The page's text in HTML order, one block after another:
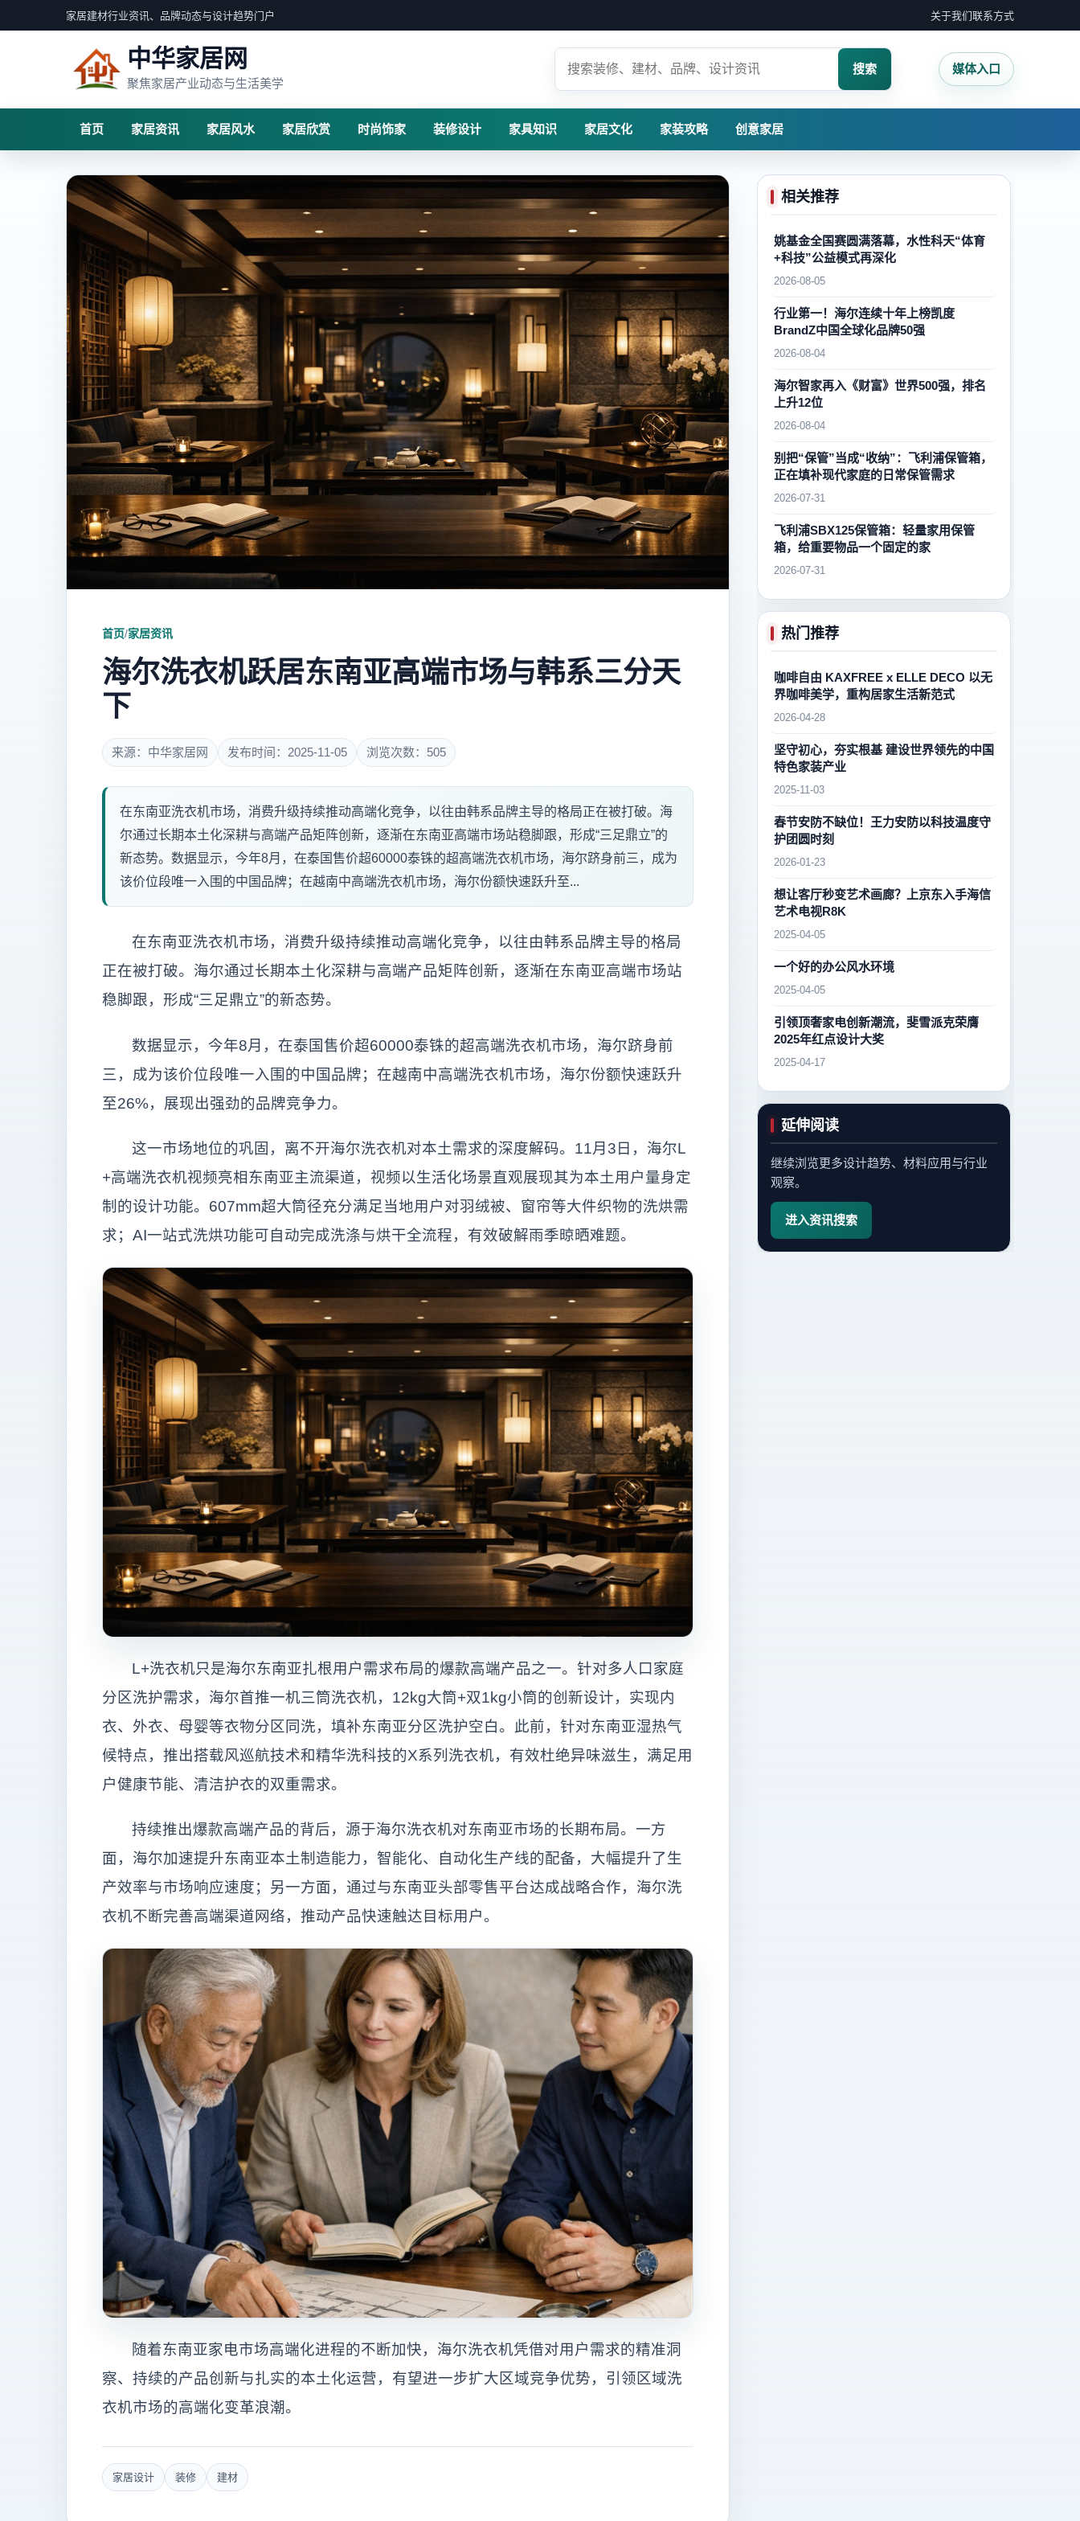
家居建材行业资讯、品牌动态与设计趋势门户 关于我们联系方式
中华家居网
聚焦家居产业动态与生活美学
搜索 媒体入口
首页 家居资讯 家居风水 家居欣赏 时尚饰家 装修设计 家具知识 家居文化 家装攻略 创意家居
首页/家居资讯
海尔洗衣机跃居东南亚高端市场与韩系三分天
下
来源：中华家居网 发布时间：2025-11-05 浏览次数：505
在东南亚洗衣机市场，消费升级持续推动高端化竞争，以往由韩系品牌主导的格局正在被打破。海
尔通过长期本土化深耕与高端产品矩阵创新，逐渐在东南亚高端市场站稳脚跟，形成“三足鼎立”的
新态势。数据显示，今年8月，在泰国售价超60000泰铢的超高端洗衣机市场，海尔跻身前三，成为
该价位段唯一入围的中国品牌；在越南中高端洗衣机市场，海尔份额快速跃升至...
在东南亚洗衣机市场，消费升级持续推动高端化竞争，以往由韩系品牌主导的格局
正在被打破。海尔通过长期本土化深耕与高端产品矩阵创新，逐渐在东南亚高端市场站
稳脚跟，形成“三足鼎立”的新态势。
数据显示，今年8月，在泰国售价超60000泰铢的超高端洗衣机市场，海尔跻身前
三，成为该价位段唯一入围的中国品牌；在越南中高端洗衣机市场，海尔份额快速跃升
至26%，展现出强劲的品牌竞争力。
这一市场地位的巩固，离不开海尔洗衣机对本土需求的深度解码。11月3日，海尔L
+高端洗衣机视频亮相东南亚主流渠道，视频以生活化场景直观展现其为本土用户量身定
制的设计功能。607mm超大筒径充分满足当地用户对羽绒被、窗帘等大件织物的洗烘需
求；AI一站式洗烘功能可自动完成洗涤与烘干全流程，有效破解雨季晾晒难题。
L+洗衣机只是海尔东南亚扎根用户需求布局的爆款高端产品之一。针对多人口家庭
分区洗护需求，海尔首推一机三筒洗衣机，12kg大筒+双1kg小筒的创新设计，实现内
衣、外衣、母婴等衣物分区同洗，填补东南亚分区洗护空白。此前，针对东南亚湿热气
候特点，推出搭载风巡航技术和精华洗科技的X系列洗衣机，有效杜绝异味滋生，满足用
户健康节能、清洁护衣的双重需求。
持续推出爆款高端产品的背后，源于海尔洗衣机对东南亚市场的长期布局。一方
面，海尔加速提升东南亚本土制造能力，智能化、自动化生产线的配备，大幅提升了生
产效率与市场响应速度；另一方面，通过与东南亚头部零售平台达成战略合作，海尔洗
衣机不断完善高端渠道网络，推动产品快速触达目标用户。
随着东南亚家电市场高端化进程的不断加快，海尔洗衣机凭借对用户需求的精准洞
察、持续的产品创新与扎实的本土化运营，有望进一步扩大区域竞争优势，引领区域洗
衣机市场的高端化变革浪潮。
家居设计 装修 建材
相关推荐
姚基金全国赛圆满落幕，水性科天“体育
+科技”公益模式再深化
2026-08-05
行业第一！海尔连续十年上榜凯度
BrandZ中国全球化品牌50强
2026-08-04
海尔智家再入《财富》世界500强，排名
上升12位
2026-08-04
别把“保管”当成“收纳”：飞利浦保管箱，
正在填补现代家庭的日常保管需求
2026-07-31
飞利浦SBX125保管箱：轻量家用保管
箱，给重要物品一个固定的家
2026-07-31
热门推荐
咖啡自由 KAXFREE x ELLE DECO 以无
界咖啡美学，重构居家生活新范式
2026-04-28
坚守初心，夯实根基 建设世界领先的中国
特色家装产业
2025-11-03
春节安防不缺位！王力安防以科技温度守
护团圆时刻
2026-01-23
想让客厅秒变艺术画廊？上京东入手海信
艺术电视R8K
2025-04-05
一个好的办公风水环境
2025-04-05
引领顶奢家电创新潮流，斐雪派克荣膺
2025年红点设计大奖
2025-04-17
延伸阅读
继续浏览更多设计趋势、材料应用与行业
观察。
进入资讯搜索